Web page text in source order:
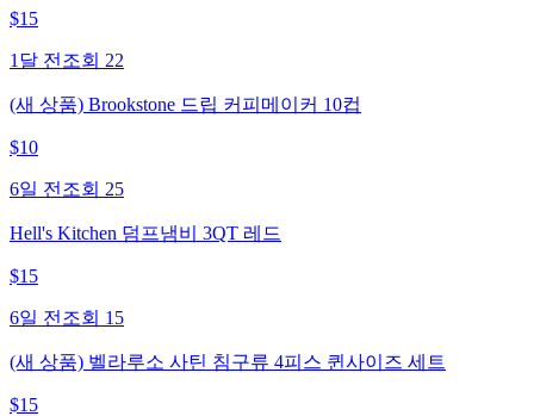
$15
1달 전 조회 22
(새 상품) Brookstone 드립 커피메이커 10컵
$10
6일 전 조회 25
Hell's Kitchen 덤프냄비 3QT 레드
$15
6일 전 조회 15
(새 상품) 벨라루소 사틴 침구류 4피스 퀸사이즈 세트
$15